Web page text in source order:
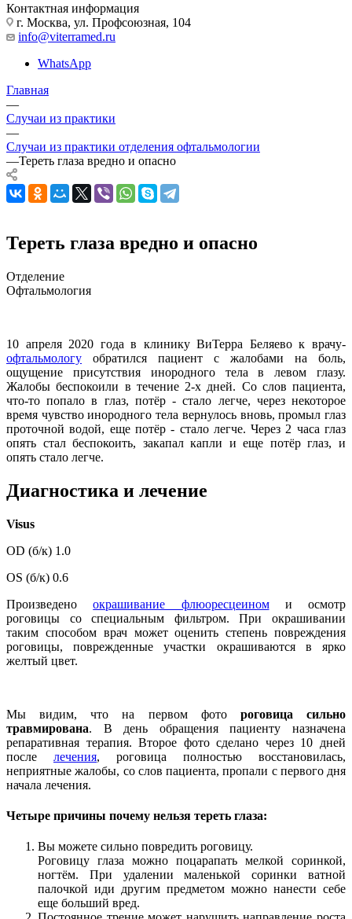
Контактная информация
г. Москва, ул. Профсоюзная, 104
info@viterramed.ru
WhatsApp
Главная
—
Случаи из практики
—
Случаи из практики отделения офтальмологии
—Тереть глаза вредно и опасно
Тереть глаза вредно и опасно
Отделение
Офтальмология
10 апреля 2020 года в клинику ВиТерра Беляево к врачу-
офтальмологу обратился пациент с жалобами на боль,
ощущение присутствия инородного тела в левом глазу.
Жалобы беспокоили в течение 2-х дней. Со слов пациента,
что-то попало в глаз, потёр - стало легче, через некоторое
время чувство инородного тела вернулось вновь, промыл глаз
проточной водой, еще потёр - стало легче. Через 2 часа глаз
опять стал беспокоить, закапал капли и еще потёр глаз, и
опять стало легче.
Диагностика и лечение
Visus
OD (б/к) 1.0
OS (б/к) 0.6
Произведеноокрашивание флюоресцеиноми осмотр
роговицы со специальным фильтром. При окрашивании
таким способом врач может оценить степень повреждения
роговицы, поврежденные участки окрашиваются в ярко
желтый цвет.
Мы видим, что на первом фото роговица сильно
травмирована. В день обращения пациенту назначена
репаративная терапия. Второе фото сделано через 10 дней
после лечения, роговица полностью восстановилась,
неприятные жалобы, со слов пациента, пропали с первого дня
начала лечения.
Четыре причины почему нельзя тереть глаза:
Вы можете сильно повредить роговицу.
Роговицу глаза можно поцарапать мелкой соринкой,
ногтём. При удалении маленькой соринки ватной
палочкой иди другим предметом можно нанести себе
еще больший вред.